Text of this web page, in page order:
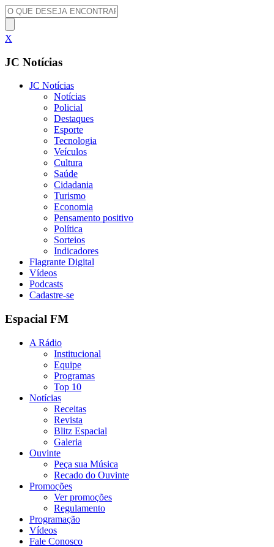
X
JC Notícias
JC Notícias
Notícias
Policial
Destaques
Esporte
Tecnologia
Veículos
Cultura
Saúde
Cidadania
Turismo
Economia
Pensamento positivo
Política
Sorteios
Indicadores
Flagrante Digital
Vídeos
Podcasts
Cadastre-se
Espacial FM
A Rádio
Institucional
Equipe
Programas
Top 10
Notícias
Receitas
Revista
Blitz Espacial
Galeria
Ouvinte
Peça sua Música
Recado do Ouvinte
Promoções
Ver promoções
Regulamento
Programação
Vídeos
Fale Conosco